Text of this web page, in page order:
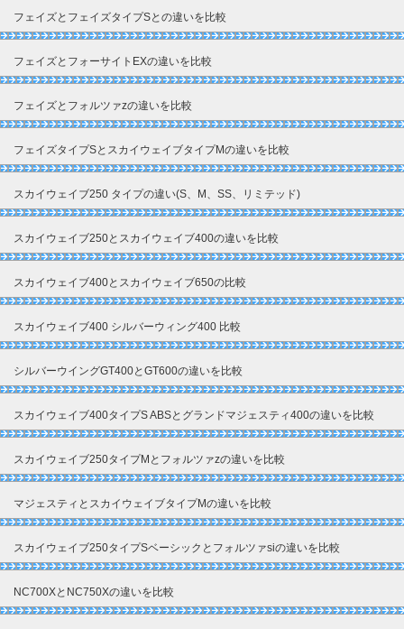
フェイズとフェイズタイプSとの違いを比較
フェイズとフォーサイトEXの違いを比較
フェイズとフォルツァzの違いを比較
フェイズタイプSとスカイウェイブタイプMの違いを比較
スカイウェイブ250 タイプの違い(S、M、SS、リミテッド)
スカイウェイブ250とスカイウェイブ400の違いを比較
スカイウェイブ400とスカイウェイブ650の比較
スカイウェイブ400 シルバーウィング400 比較
シルバーウイングGT400とGT600の違いを比較
スカイウェイブ400タイプS ABSとグランドマジェスティ400の違いを比較
スカイウェイブ250タイプMとフォルツァzの違いを比較
マジェスティとスカイウェイブタイプMの違いを比較
スカイウェイブ250タイプSベーシックとフォルツァsiの違いを比較
NC700XとNC750Xの違いを比較